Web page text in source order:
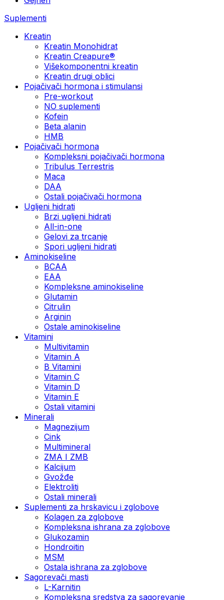
Suplementi
Kreatin
Kreatin Monohidrat
Kreatin Creapure®
Višekomponentni kreatin
Kreatin drugi oblici
Pojačivači hormona i stimulansi
Pre-workout
NO suplementi
Kofein
Beta alanin
HMB
Pojačivači hormona
Kompleksni pojačivači hormona
Tribulus Terrestris
Maca
DAA
Ostali pojačivači hormona
Ugljeni hidrati
Brzi ugljeni hidrati
All-in-one
Gelovi za trcanje
Spori ugljeni hidrati
Aminokiseline
BCAA
ЕАА
Kompleksne aminokiseline
Glutamin
Citrulin
Arginin
Ostale aminokiseline
Vitamini
Multivitamin
Vitamin A
B Vitamini
Vitamin C
Vitamin D
Vitamin E
Ostali vitamini
Minerali
Magnezijum
Cink
Multimineral
ZMA I ZMB
Kalcijum
Gvožđe
Elektroliti
Ostali minerali
Suplementi za hrskavicu i zglobove
Kolagen za zglobove
Kompleksna ishrana za zglobove
Glukozamin
Hondroitin
MSM
Ostala ishrana za zglobove
Sagorevači masti
L-Karnitin
Kompleksna sredstva za sagorevanje